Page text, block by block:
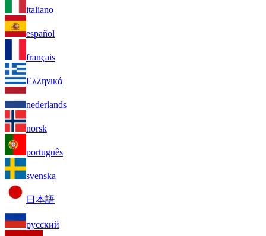
italiano
español
français
Ελληνικά
nederlands
norsk
português
svenska
日本語
русский